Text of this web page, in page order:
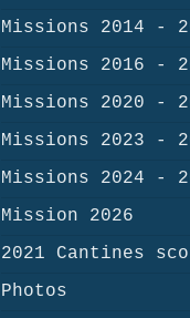
Missions 2014 -
Missions 2016 -
Missions 2020 -
Missions 2023 -
Missions 2024 -
Mission 2026
2021 Cantines
Photos